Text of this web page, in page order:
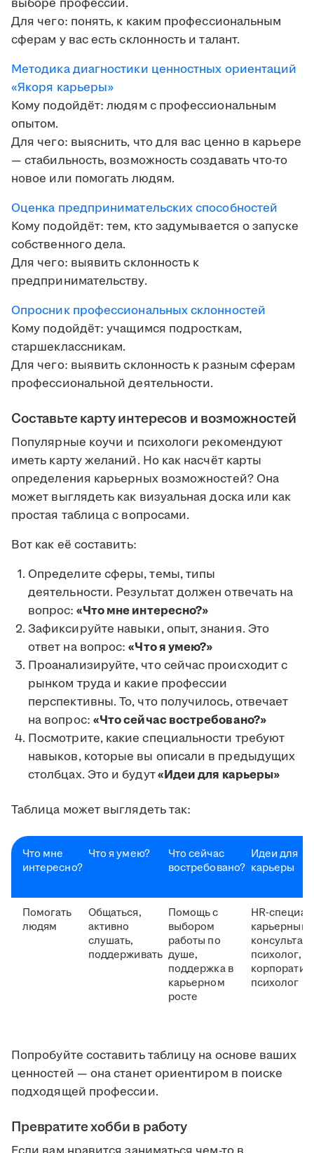
выборе профессии.
Для чего: понять, к каким профессиональным
сферам у вас есть склонность и талант.
Методика диагностики ценностных ориентаций
«Якоря карьеры»
Кому подойдёт: людям с профессиональным
опытом.
Для чего: выяснить, что для вас ценно в карьере
— стабильность, возможность создавать что-то
новое или помогать людям.
Оценка предпринимательских способностей
Кому подойдёт: тем, кто задумывается о запуске
собственного дела.
Для чего: выявить склонность к
предпринимательству.
Опросник профессиональных склонностей
Кому подойдёт: учащимся подросткам,
старшеклассникам.
Для чего: выявить склонность к разным сферам
профессиональной деятельности.
Составьте карту интересов и возможностей
Популярные коучи и психологи рекомендуют
иметь карту желаний. Но как насчёт карты
определения карьерных возможностей? Она
может выглядеть как визуальная доска или как
простая таблица с вопросами.
Вот как её составить:
Определите сферы, темы, типы
деятельности. Результат должен отвечать на
вопрос: «Что мне интересно?»
Зафиксируйте навыки, опыт, знания. Это
ответ на вопрос:«Что я умею?»
Проанализируйте, что сейчас происходит с
рынком труда и какие профессии
перспективны. То, что получилось, отвечает
на вопрос: «Что сейчас востребовано?»
Посмотрите, какие специальности требуют
навыков, которые вы описали в предыдущих
столбцах. Это и будут«Идеи для карьеры»
Таблица может выглядеть так:
Что мне
интересно?
Что я умею?
Что сейчас
востребовано?
Идеи для
карьеры
Помогать
людям
Общаться,
активно
слушать,
поддерживать
Помощь с
выбором
работы по
душе,
поддержка в
карьерном
росте
HR-
карьерный
психолог,
психолог
Попробуйте составить таблицу на основе ваших
ценностей — она станет ориентиром в поиске
подходящей профессии.
Превратите хобби в работу